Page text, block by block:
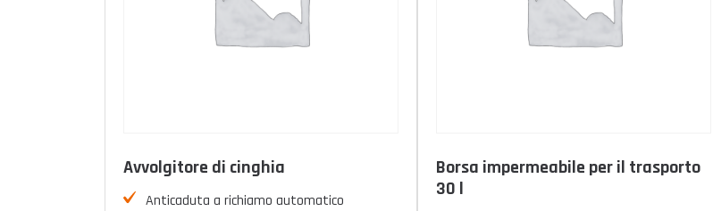
Avvolgitore di cinghia
Anticaduta a richiamo automatico
Borsa impermeabile per il trasporto
30 l